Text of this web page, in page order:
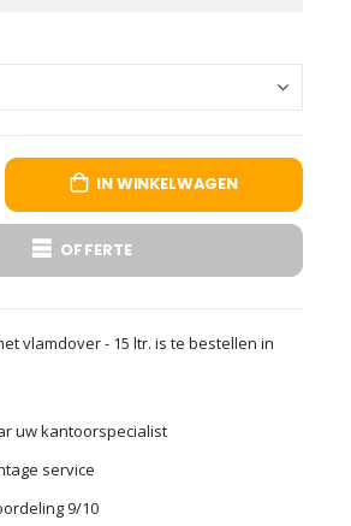
IN WINKELWAGEN
OFFERTE
vlamdover - 15 ltr. is te bestellen in
uw kantoorspecialist
service
9/10